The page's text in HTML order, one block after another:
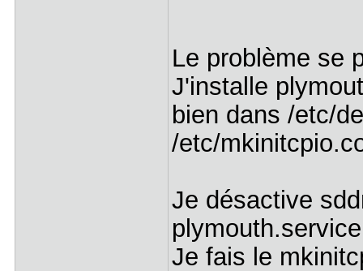
Le problème se
J'installe
bien dans /etc/
/etc/
Je désactive
Je fais le